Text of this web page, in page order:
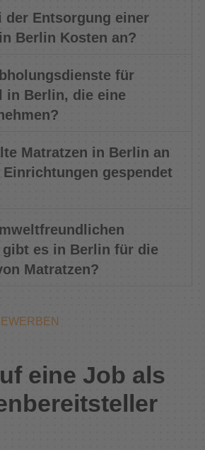
der Entsorgung einer
Berlin Kosten an?
für
in Berlin, die eine
Matratzen in Berlin an
Einrichtungen gespendet
gibt es in Berlin für die
Matratzen?
eine Job als